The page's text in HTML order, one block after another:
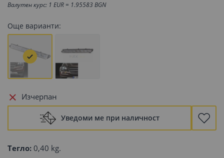
Валутен курс: 1 EUR = 1.95583 BGN
Още варианти:
Изчерпан
Уведоми ме при наличност
Тегло: 0,40 kg.